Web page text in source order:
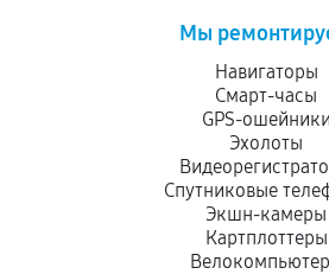
Мы
Навигаторы
Смарт-часы
GPS-ошейники
Эхолоты
Спутниковые
Экшн-камеры
Картплоттеры